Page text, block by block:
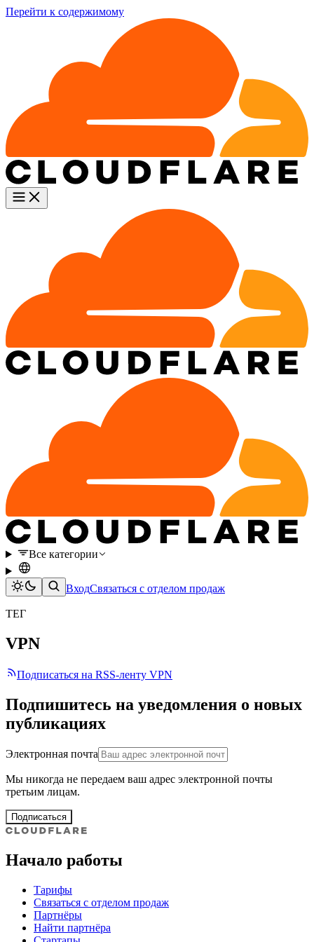
Перейти к содержимому
Все категории
ВходСвязаться с отделом продаж
ТЕГ
VPN
Подписаться на RSS-ленту VPN
Подпишитесь на уведомления о новых
публикациях
Электронная почта
Мы никогда не передаем ваш адрес электронной почты
третьим лицам.
Подписаться
Начало работы
Тарифы
Связаться с отделом продаж
Партнёры
Найти партнёра